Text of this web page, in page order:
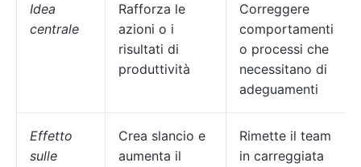
Idea
centrale
Rafforza le
azioni o i
risultati di
produttività
Correggere
comportamenti
o processi che
necessitano di
adeguamenti
Effetto
sulle
Crea slancio e
aumenta il
Rimette il team
in carreggiata